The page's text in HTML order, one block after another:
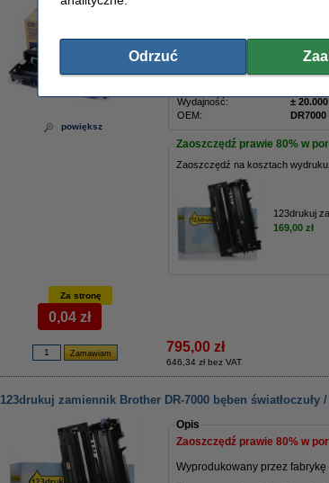
powiększ
Właściwości
Pojemność:
Wydajność:
±
OEM:
DR7000
Zaoszczędź prawie 80% w
Zaoszczędź na kosztach wydruku.
123drukuj
169,00 zł
Za stronę
0,04 zł
795,00 zł
646,34 zł bez VAT
123drukuj zamiennik Brother DR-7000 bęben światłoczuły
Opis
Zaoszczędź prawie 80% w
Wyprodukowany przez
Odrzuć